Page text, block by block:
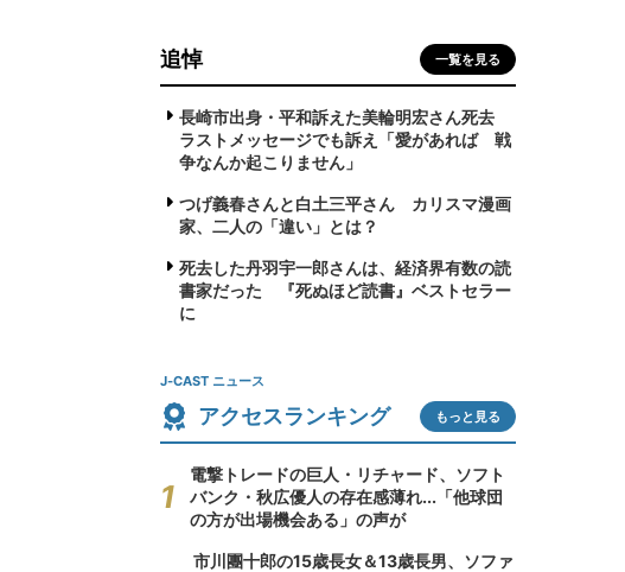
追悼 一覧を見る
長崎市出身・平和訴えた美輪明宏さん死去
ラストメッセージでも訴え「愛があれば 戦
争なんか起こりません」
つげ義春さんと白土三平さん カリスマ漫画
家、二人の「違い」とは？
死去した丹羽宇一郎さんは、経済界有数の読
書家だった 『死ぬほど読書』ベストセラー
に
J-CAST ニュース
アクセスランキング もっと見る
電撃トレードの巨人・リチャード、ソフト
バンク・秋広優人の存在感薄れ...「他球団
の方が出場機会ある」の声が
市川團十郎の15歳長女＆13歳長男、ソファ